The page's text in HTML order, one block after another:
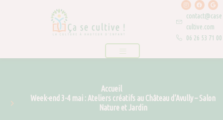
I
n
s
t
a
g
r
a
F
a
c
e
b
o
o
k
G
o
o
g
l
e
contact@case
cultive.com
06 26 53 71 00
Accueil
Week-end 3-4 mai : Ateliers créatifs au Château d’Avully – Salon
Nature et Jardin